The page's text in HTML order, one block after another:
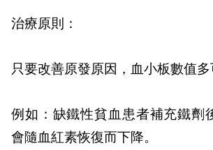
治療原則：
只要改善原發原因，血小板數值多
例如：缺鐵性貧血患者補充鐵劑
會隨血紅素恢復而下降。